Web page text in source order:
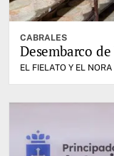
CABRALES
Desembarco
EL FIELATO Y EL NORA